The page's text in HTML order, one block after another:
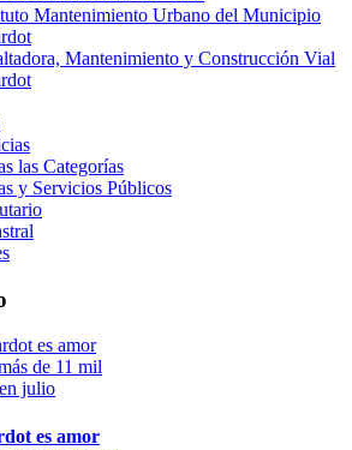
Mantenimiento Urbano del Municipio
Mantenimiento y Construcción Vial
las Categorías
y Servicios Públicos
es amor